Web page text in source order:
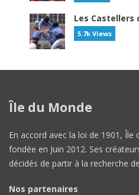
Les Castellers
5.7k Views
Île du Monde
En accord avec la loi de 1901,
fondée en Juin 2012. Ses
décidés de partir à la recherche
Nos partenaires